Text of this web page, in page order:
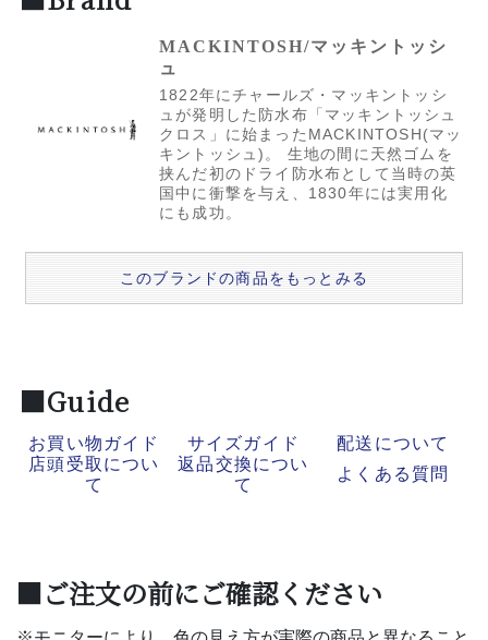
MACKINTOSH/マッキントッシ
ュ
1822年にチャールズ・マッキントッシ
ュが発明した防水布「マッキントッシュ
クロス」に始まったMACKINTOSH(マッ
キントッシュ)。 生地の間に天然ゴムを
挟んだ初のドライ防水布として当時の英
国中に衝撃を与え、1830年には実用化
にも成功。
このブランドの商品をもっとみる
■Guide
お買い物ガイド サイズガイド
配送について
店頭受取につい
て
返品交換につい
て
よくある質問
■ご注文の前にご確認ください